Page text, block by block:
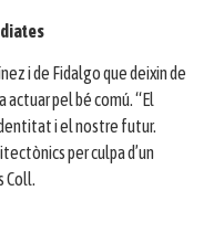
i de Fidalgo que deixin de
pel bé comú. “El
i el nostre futur.
per culpa d’un
Coll.